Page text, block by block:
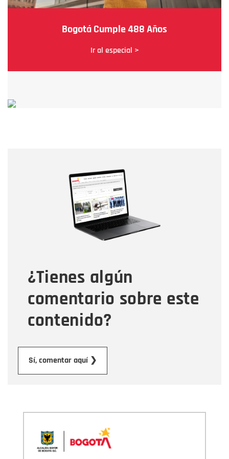
Bogotá Cumple 488 Años
Ir al especial >
¿Tienes algún
comentario sobre este
contenido?
Sí, comentar aquí ❯
Correo electrónico
Tipo de comentario
Mensaje